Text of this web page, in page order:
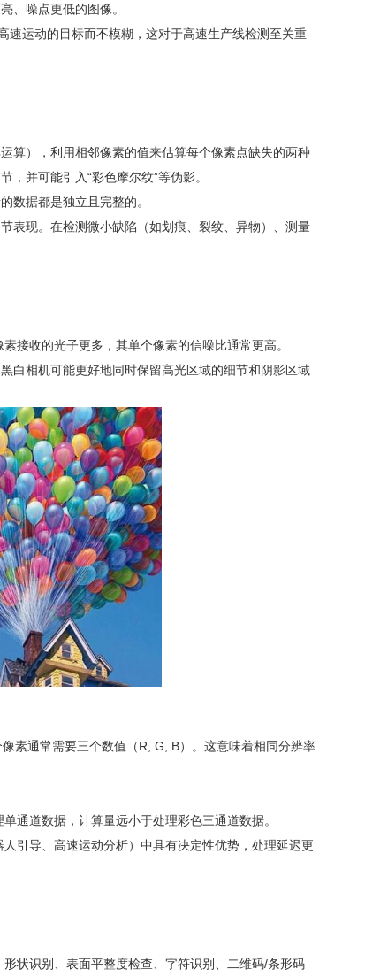
、噪点更低‌的图像。
速运动的目标而不模糊，这对于高速生产线检测至关重
算），利用相邻像素的值来估算每个像素点缺失的两种
并可能引入“彩色摩尔纹”等伪影。
数据都是独立且完整的。
表现。在检测微小缺陷（如划痕、裂纹、异物）、测量
接收的光子更多，其单个像素的信噪比通常更高。
白相机可能‌更好地同时保留高光区域的细节和阴影区域
素通常需要三个数值（R, G, B）。这意味着‌相同分辨率
通道数据，计算量远小于处理彩色三通道数据。
引导、高速运动分析）中具有决定性优势，处理延迟更
状识别、表面平整度检查、字符识别、二维码/条形码